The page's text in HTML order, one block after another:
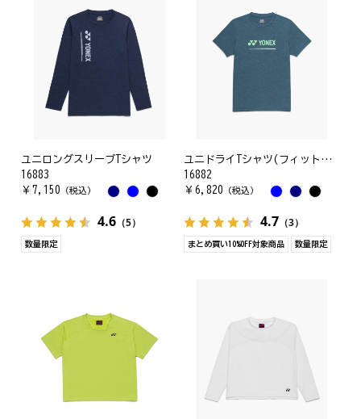
ユニロングスリーブTシャツ
16883
￥ 7,150 （税込）
4.6 （5）
数量限定
ユニドライTシャツ(フィットスタイル)
16882
￥ 6,820 （税込）
4.7（3）
まとめ買い10%OFF対象商品 数量限定